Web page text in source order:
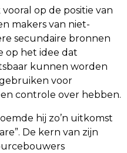
op de positie van
makers van niet-
secundaire bronnen
op het idee dat
kunnen worden
voor
controle over hebben.
hij zo’n uitkomst
De kern van zijn